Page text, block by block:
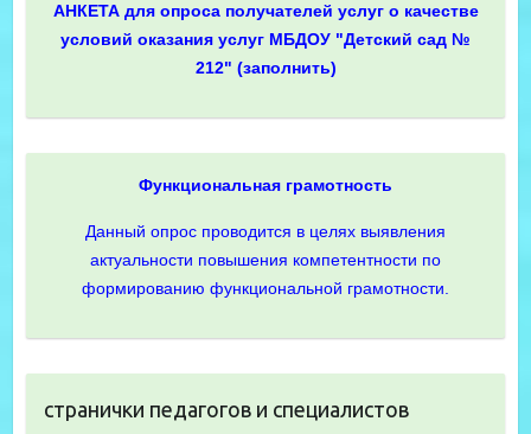
АНКЕТА для опроса получателей услуг о качестве
условий оказания услуг МБДОУ "Детский сад №
212" (заполнить)
Функциональная грамотность
Данный опрос проводится в целях выявления
актуальности повышения компетентности по
формированию функциональной грамотности.
странички педагогов и специалистов